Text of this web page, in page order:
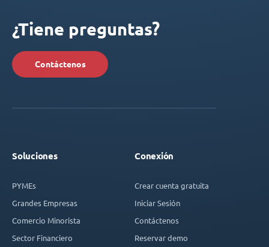
¿Tiene preguntas?
Contáctenos
Soluciones
PYMEs
Grandes Empresas
Comercio Minorista
Sector Financiero
Conexión
Crear cuenta gratuita
Iniciar Sesión
Contáctenos
Reservar demo